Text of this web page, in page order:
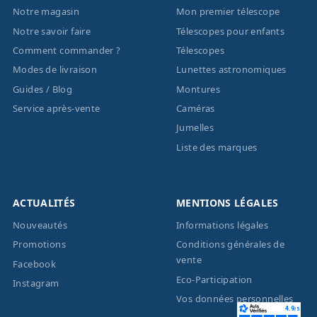
Notre magasin
Notre savoir faire
Comment commander ?
Modes de livraison
Guides / Blog
Service après-vente
Mon premier télescope
Télescopes pour enfants
Télescopes
Lunettes astronomiques
Montures
Caméras
Jumelles
Liste des marques
ACTUALITÉS
Nouveautés
Promotions
Facebook
Instagram
MENTIONS LÉGALES
Informations légales
Conditions générales de
vente
Eco-Participation
Vos données personnelles